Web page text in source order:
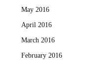
May 2016
April 2016
March 2016
February 2016